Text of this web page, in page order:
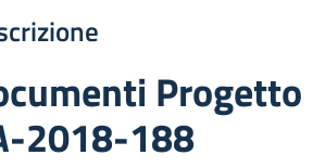
Progetto
2018-188